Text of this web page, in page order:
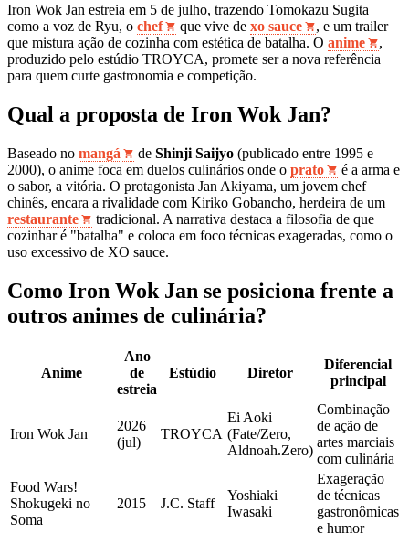
Iron Wok Jan estreia em 5 de julho, trazendo Tomokazu Sugita
como a voz de Ryu, o chef que vive de xo sauce
, e um trailer
que mistura ação de cozinha com estética de batalha. O anime
,
produzido pelo estúdio TROYCA, promete ser a nova referência
para quem curte gastronomia e competição.
Qual a proposta de Iron Wok Jan?
Baseado no mangá de Shinji Saijyo (publicado entre 1995 e
2000), o anime foca em duelos culinários onde o prato
é a arma e
o sabor, a vitória. O protagonista Jan Akiyama, um jovem chef
chinês, encara a rivalidade com Kiriko Gobancho, herdeira de um
restaurante
tradicional. A narrativa destaca a filosofia de que
cozinhar é "batalha" e coloca em foco técnicas exageradas, como o
uso excessivo de XO sauce.
Como Iron Wok Jan se posiciona frente a
outros animes de culinária?
Anime
Ano
de
estreia
Estúdio Diretor
Diferencial
principal
Iron Wok Jan
2026
(jul)
TROYCA
Ei Aoki
(Fate/Zero,
Aldnoah.Zero)
Combinação
de ação de
artes marciais
com culinária
Food Wars!
Shokugeki no
Soma
2015 J.C. Staff
Yoshiaki
Iwasaki
Exageração
de técnicas
gastronômicas
e humor